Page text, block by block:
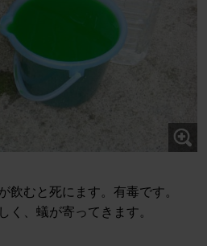
飲むと死にます。有毒です。
く、蟻が寄ってきます。